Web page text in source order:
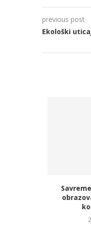
previous post
Ekološki